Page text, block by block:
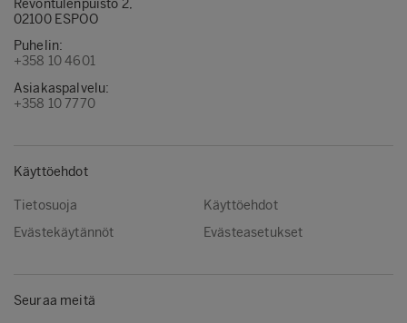
Revontulenpuisto 2,
02100 ESPOO
Puhelin:
+358 10 4601
Asiakaspalvelu:
+358 10 7770
Käyttöehdot
Tietosuoja
Käyttöehdot
Evästekäytännöt
Evästeasetukset
Seuraa meitä